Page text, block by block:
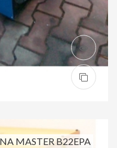
MASTER B22EPA